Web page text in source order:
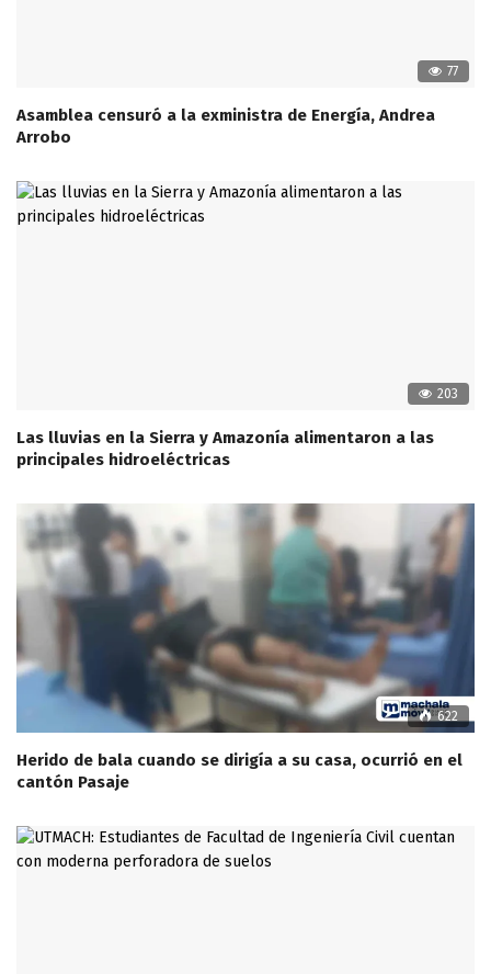
77
Asamblea censuró a la exministra de Energía, Andrea
Arrobo
203
Las lluvias en la Sierra y Amazonía alimentaron a las
principales hidroeléctricas
622
Herido de bala cuando se dirigía a su casa, ocurrió en el
cantón Pasaje